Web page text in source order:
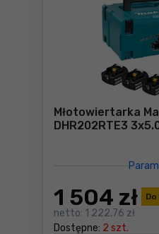
Młotowiertarka
DHR202RTE3
Do
1 504 zł
netto: 1 222,76 zł
Dostępne: 2 szt.